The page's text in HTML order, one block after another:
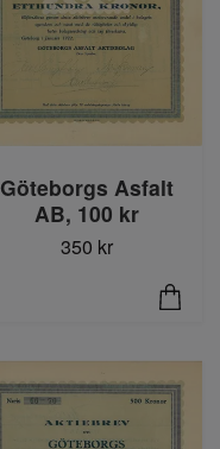
Göteborgs Asfalt
AB, 100 kr
350 kr